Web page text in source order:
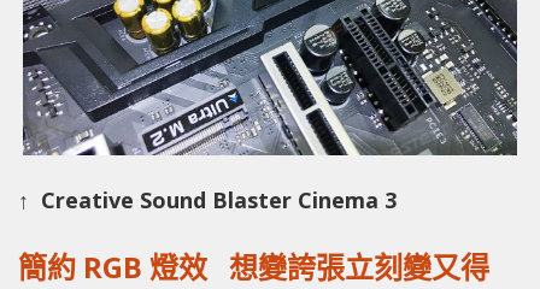
↑ Creative Sound Blaster Cinema 3
簡約 RGB 燈效 想變誇張立刻變又得